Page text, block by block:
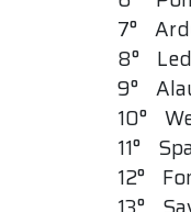
7°
8°
9°
10°
11°
12°